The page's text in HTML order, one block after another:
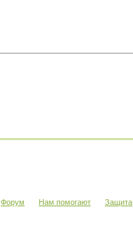
Форум Нам помогают Защита